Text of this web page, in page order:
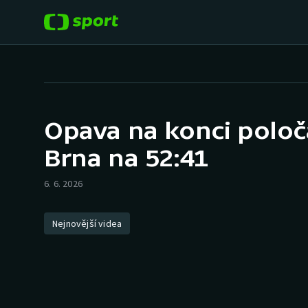
Hokej
Tenis
Cyklistika
Baseball a softbal
Opava na konci
Brna na 52:41
6. 6. 2026
Nejnovější videa